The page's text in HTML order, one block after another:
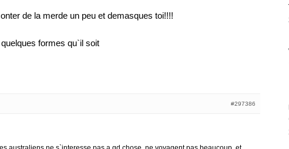
de la merde un peu et demasques toi!!!!
formes qu`il soit
#297386